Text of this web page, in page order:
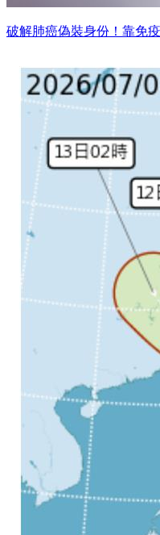
破解肺癌偽裝身份！靠免